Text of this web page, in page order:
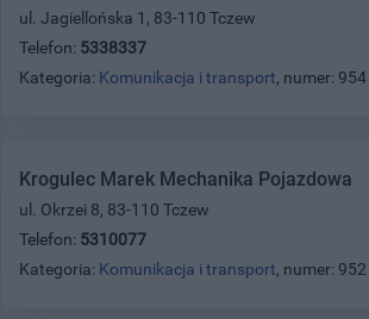
ul. Jagiellońska 1, 83-110 Tczew
Telefon: 5338337
Kategoria: Komunikacja i transport, numer: 954
Krogulec Marek Mechanika Pojazdowa
ul. Okrzei 8, 83-110 Tczew
Telefon: 5310077
Kategoria: Komunikacja i transport, numer: 952